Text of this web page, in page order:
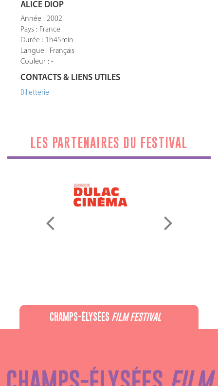
ALICE DIOP
Année : 2002
Pays : France
Durée : 1h45min
Langue : Français
Couleur : -
CONTACTS & LIENS UTILES
Billetterie
LES PARTENAIRES DU FESTIVAL
CHAMPS-ÉLYSÉES FILM FESTIVAL
Recevez notre newsletter :